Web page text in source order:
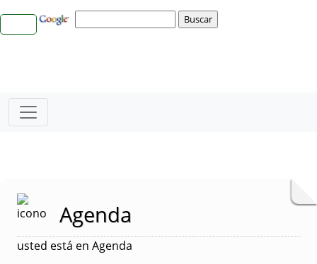
Agenda
usted está en Agenda